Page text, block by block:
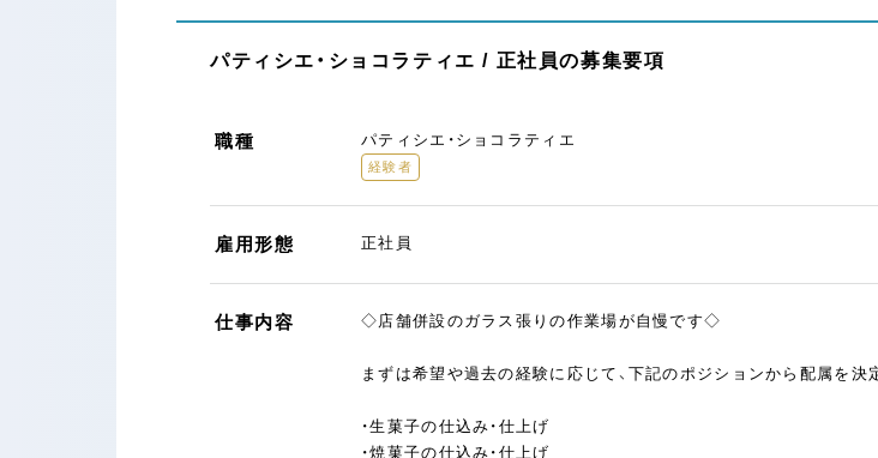
パティシエ・ショコラティエ / 正社員の募集要項
職種 パティシエ・ショコラティエ
経験者
雇用形態 正社員
仕事内容 ◇店舗併設のガラス張りの作業場が自慢です◇
まずは希望や過去の経験に応じて、下記のポジションから配属を決定
・生菓子の仕込み・仕上げ
・焼菓子の仕込み・仕上げ